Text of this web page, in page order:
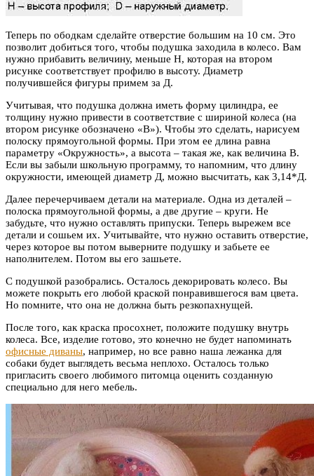
Теперь по ободкам сделайте отверстие большим на 10 см. Это
позволит добиться того, чтобы подушка заходила в колесо. Вам
нужно прибавить величину, меньше H, которая на втором
рисунке соответствует профилю в высоту. Диаметр
получившейся фигуры примем за Д.
Учитывая, что подушка должна иметь форму цилиндра, ее
толщину нужно привести в соответствие с шириной колеса (на
втором рисунке обозначено «В»). Чтобы это сделать, нарисуем
полоску прямоугольной формы. При этом ее длина равна
параметру «Окружность», а высота – такая же, как величина В.
Если вы забыли школьную программу, то напомним, что длину
окружности, имеющей диаметр Д, можно высчитать, как 3,14*Д.
Далее перечерчиваем детали на материале. Одна из деталей –
полоска прямоугольной формы, а две другие – круги. Не
забудьте, что нужно оставлять припуски. Теперь вырежем все
детали и сошьем их. Учитывайте, что нужно оставить отверстие,
через которое вы потом выверните подушку и забьете ее
наполнителем. Потом вы его зашьете.
С подушкой разобрались. Осталось декорировать колесо. Вы
можете покрыть его любой краской понравившегося вам цвета.
Но помните, что она не должна быть резкопахнущей.
После того, как краска просохнет, положите подушку внутрь
колеса. Все, изделие готово, это конечно не будет напоминать
офисные диваны, например, но все равно наша лежанка для
собаки будет выглядеть весьма неплохо. Осталось только
пригласить своего любимого питомца оценить созданную
специально для него мебель.